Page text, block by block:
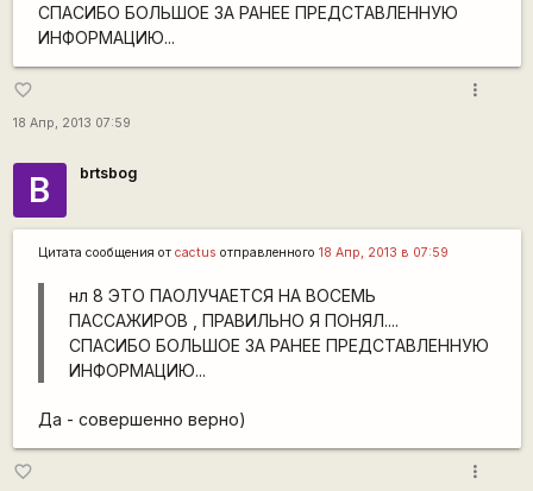
СПАСИБО БОЛЬШОЕ ЗА РАНЕЕ ПРЕДСТАВЛЕННУЮ
ИНФОРМАЦИЮ...
favorite_border
18 Апр, 2013 07:59
more_vert
B brtsbog
Цитата сообщения от cactus отправленного 18 Апр, 2013 в 07:59
нл 8 ЭТО ПАОЛУЧАЕТСЯ НА ВОСЕМЬ
ПАССАЖИРОВ , ПРАВИЛЬНО Я ПОНЯЛ....
СПАСИБО БОЛЬШОЕ ЗА РАНЕЕ ПРЕДСТАВЛЕННУЮ
ИНФОРМАЦИЮ...
Да - совершенно верно)
favorite_border more_vert